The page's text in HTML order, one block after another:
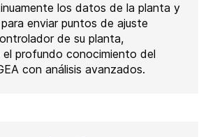
los datos de la planta y
enviar puntos de ajuste
de su planta,
profundo conocimiento del
con análisis avanzados.